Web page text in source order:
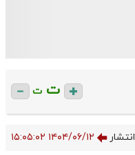
ت ت
۱۴۰۴/۰۶/۱۲ ۱۵:۰۵:۰۲